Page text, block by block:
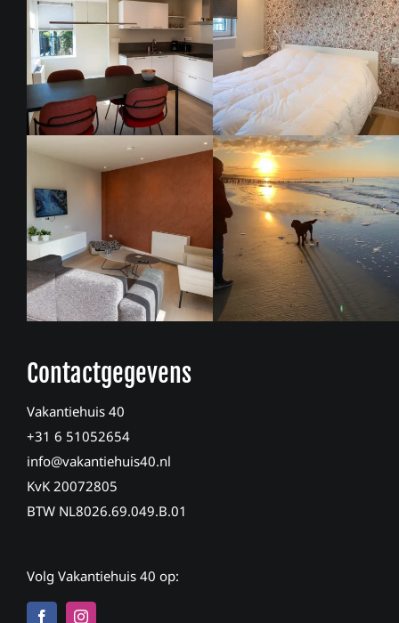
Contactgegevens
Vakantiehuis 40
+31 6 51052654
info@vakantiehuis40.nl
KvK 20072805
BTW NL8026.69.049.B.01
Volg Vakantiehuis 40 op: